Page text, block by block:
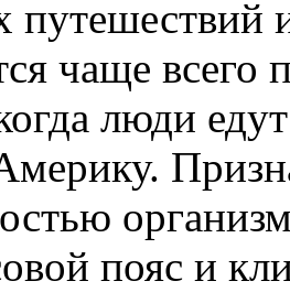
путешествий
чаще всего
люди
пояс и